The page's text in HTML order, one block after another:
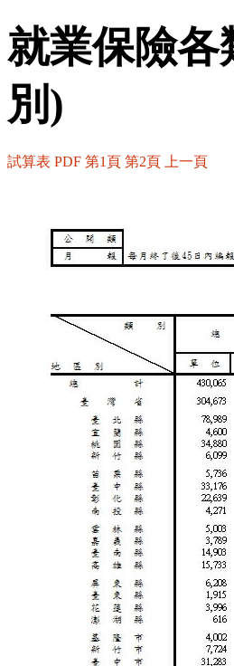
就業保險各
別)
試算表 PDF 第1頁 第2頁 上一頁